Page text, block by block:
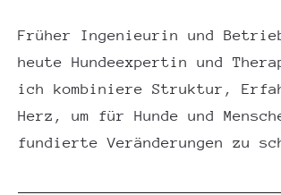
Früher Ingenieurin und
heute Hundeexpertin und
ich kombiniere Struktur,
Herz, um für Hunde und
fundierte Veränderungen zu